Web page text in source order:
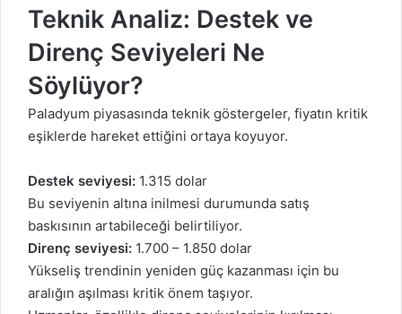
Teknik Analiz: Destek ve
Direnç Seviyeleri Ne
Söylüyor?
Paladyum piyasasında teknik göstergeler, fiyatın kritik
eşiklerde hareket ettiğini ortaya koyuyor.
Destek seviyesi: 1.315 dolar
Bu seviyenin altına inilmesi durumunda satış
baskısının artabileceği belirtiliyor.
Direnç seviyesi: 1.700 – 1.850 dolar
Yükseliş trendinin yeniden güç kazanması için bu
aralığın aşılması kritik önem taşıyor.